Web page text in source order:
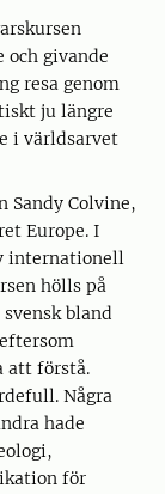
givande
resa genom
ju längre
i världsarvet
Sandy Colvine,
Europe. I
internationell
hölls på
bland
att förstå.
Några
hade
för